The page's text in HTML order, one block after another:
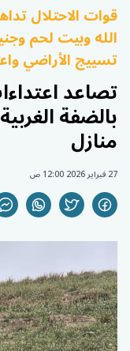
قوات الاحتلال
الله وبيت لحم
تسييج الأراضي
تصاعد
بالضفة
منازل
27 فبراير 2026 12:00 ص